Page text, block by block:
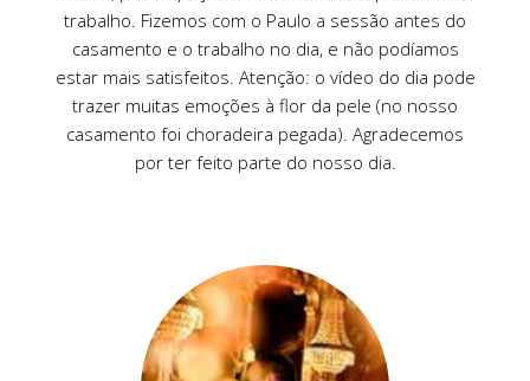
trabalho. Fizemos com o Paulo a sessão antes do
casamento e o trabalho no dia, e não podíamos
estar mais satisfeitos. Atenção: o vídeo do dia pode
trazer muitas emoções à flor da pele (no nosso
casamento foi choradeira pegada). Agradecemos
por ter feito parte do nosso dia.